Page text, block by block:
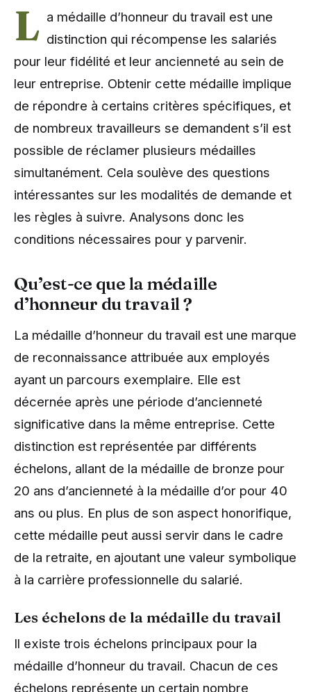
L a médaille d’honneur du travail est une
distinction qui récompense les salariés
pour leur fidélité et leur ancienneté au sein de
leur entreprise. Obtenir cette médaille implique
de répondre à certains critères spécifiques, et
de nombreux travailleurs se demandent s’il est
possible de réclamer plusieurs médailles
simultanément. Cela soulève des questions
intéressantes sur les modalités de demande et
les règles à suivre. Analysons donc les
conditions nécessaires pour y parvenir.
Qu’est-ce que la médaille
d’honneur du travail ?
La médaille d’honneur du travail est une marque
de reconnaissance attribuée aux employés
ayant un parcours exemplaire. Elle est
décernée après une période d’ancienneté
significative dans la même entreprise. Cette
distinction est représentée par différents
échelons, allant de la médaille de bronze pour
20 ans d’ancienneté à la médaille d’or pour 40
ans ou plus. En plus de son aspect honorifique,
cette médaille peut aussi servir dans le cadre
de la retraite, en ajoutant une valeur symbolique
à la carrière professionnelle du salarié.
Les échelons de la médaille du travail
Il existe trois échelons principaux pour la
médaille d’honneur du travail. Chacun de ces
échelons représente un certain nombre